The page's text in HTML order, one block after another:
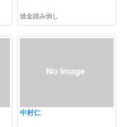
借金踏み倒し
中村仁